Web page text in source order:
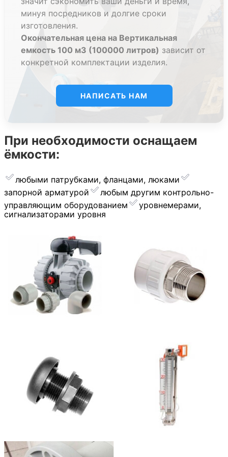
используются практически на каждом предприятии.
Для частных и бытовых задач также сложно найти
замену емкостям из этого материала.
При изготовлении накопительных емкостей и
резервуаров на заказ в них устанавливают
дополнительное оборудование. Есть возможность
создания дополнительных перегородок. С
появлением полипропиленовых емкостей многие
предприятия отказались от полиэтиленовых и
железных емкостей. Полипропиленовые емкости
прочно заняли свою нишу благодаря своим
отличным характеристикам. Отличный выбор для
множества целей.
Полипропиленовые емкости на 100000
литровидеально заменяют стеклопластиковые
емкости 100000 л, металлические емкости 100000л,
полиэтиленовые емкости объемом (V=100000
Наши квалифицированные специалисты будут рады
помочь вам в выборе.
Уточняйте стоимость по телефону или email !
минуя посредников и долгие сроки
изготовления.
Окончательная цена на Вертикальная
емкость 100 м3 (100000 литров) зависит от
конкретной комплектации изделия.
НАПИСАТЬ НАМ
При необходимости оснащаем
ёмкости:
любыми патрубками, фланцами, люками
запорной арматурой
︎любым другим контрольно-
управляющим оборудованием
уровнемерами,
сигнализаторами уровня